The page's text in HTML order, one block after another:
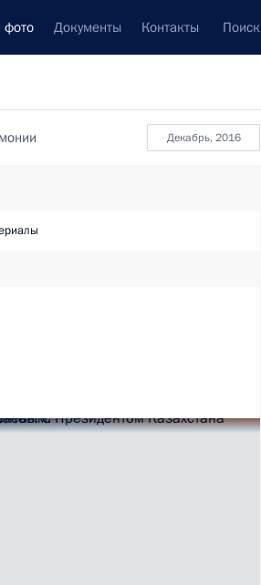
фото Документы Контакты Поиск
декабрь, 2016